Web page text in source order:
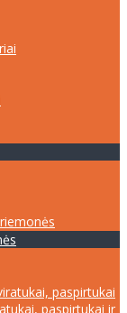
paspirtukai
paspirtukai ir